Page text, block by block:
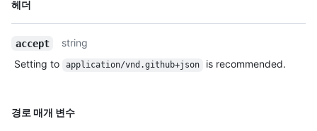
"https://github.com/organizations/github/settings/
  "target_id": 1,
    "checks": "write",
헤더
accept
string
Setting to
application/vnd.github+json is recommended.
경로 매개 변수
이름,